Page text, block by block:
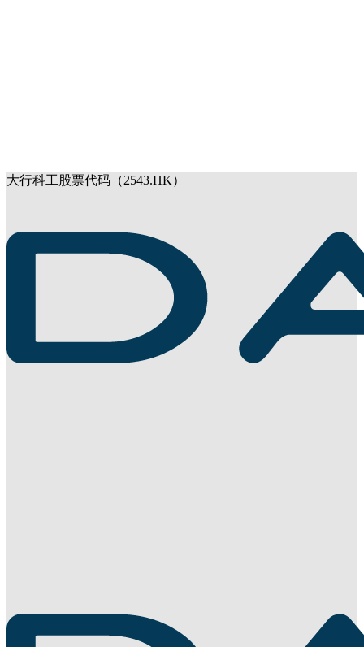
大行科工股票代码（2543.HK）